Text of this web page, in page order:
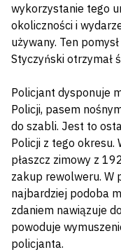
wykorzystanie tego
okoliczności i
używany. Ten
Styczyński otrzymał
Policjant dysponuje
Policji, pasem
do szabli. Jest to
Policji z tego okresu.
płaszcz zimowy z
zakup rewolweru. W
najbardziej podoba
zdaniem nawiązuje
powoduje
policjanta.